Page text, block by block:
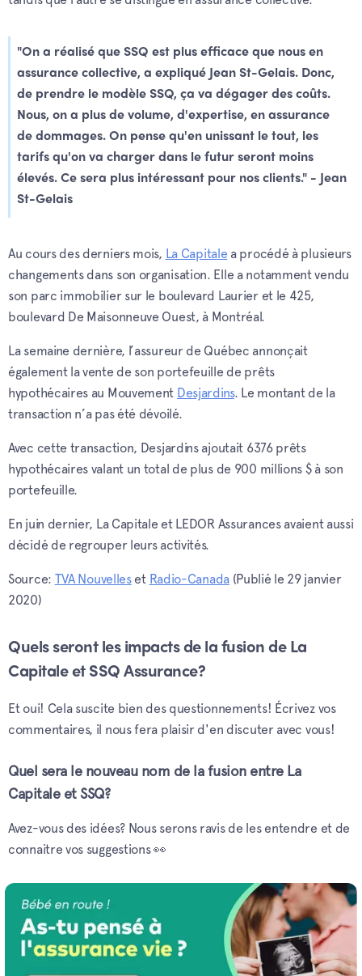
"On a réalisé que SSQ est plus efficace que nous en
assurance collective, a expliqué Jean St-Gelais. Donc,
de prendre le modèle SSQ, ça va dégager des coûts.
Nous, on a plus de volume, d'expertise, en assurance
de dommages. On pense qu'en unissant le tout, les
tarifs qu'on va charger dans le futur seront moins
élevés. Ce sera plus intéressant pour nos clients." - Jean
St-Gelais
Au cours des derniers mois, La Capitale a procédé à plusieurs
changements dans son organisation. Elle a notamment vendu
son parc immobilier sur le boulevard Laurier et le 425,
boulevard De Maisonneuve Ouest, à Montréal.
La semaine dernière, l’assureur de Québec annonçait
également la vente de son portefeuille de prêts
hypothécaires au Mouvement Desjardins. Le montant de la
transaction n’a pas été dévoilé.
Avec cette transaction, Desjardins ajoutait 6376 prêts
hypothécaires valant un total de plus de 900 millions $ à son
portefeuille.
En juin dernier, La Capitale et LEDOR Assurances avaient aussi
décidé de regrouper leurs activités.
Source: TVA Nouvelleset Radio-Canada(Publié le 29 janvier
2020)
Quels seront les impacts de la fusion de La
Capitale et SSQ Assurance?
Et oui! Cela suscite bien des questionnements! Écrivez vos
commentaires, il nous fera plaisir d'en discuter avec vous!
Quel sera le nouveau nom de la fusion entre La
Capitale et SSQ?
Avez-vous des idées? Nous serons ravis de les entendre et de
connaitre vos suggestions 👀